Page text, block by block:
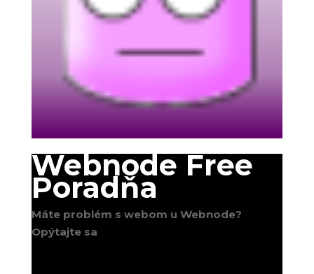
Webnode Free
Poradňa
Máte problém s webom u Webnode?
Opýtajte sa